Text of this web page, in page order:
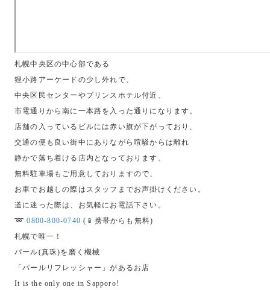
札幌中央区の中心部である
狸小路アーケードの少し外れで、
中央区民センターやプリンスホテル付近、
市電通りから南に一本路を入った通りになります。
店舗の入っているビルには赤い旗が下がっており、
交通の便も良い街中にありながら喧騒からは離れ
静かで落ち着ける店内となっております。
無料駐車場もご用意しておりますので、
お車でお越しの際はスタッフまでお声掛けください。
道に迷った際は、お気軽にお電話下さい。
➿0800-800-0740 (📱携帯からも無料)
札幌で唯一！
パール(真珠)を磨く機械
「パールリフレッシャー」があるお店
It is the only one in Sapporo!